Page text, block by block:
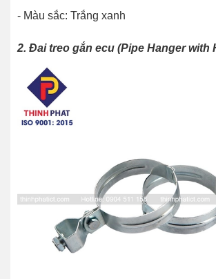
- Màu sắc: Trắng xanh
2. Đai treo gắn ecu (Pipe Hanger with